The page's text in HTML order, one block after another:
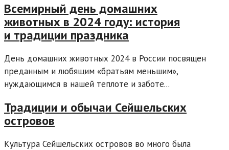
Всемирный день домашних
животных в 2024 году: история
и традиции праздника
День домашних животных 2024 в России посвящен
преданным и любящим «братьям меньшим»,
нуждающимся в нашей теплоте и заботе...
Традиции и обычаи Сейшельских
островов
Культура Сейшельских островов во много была